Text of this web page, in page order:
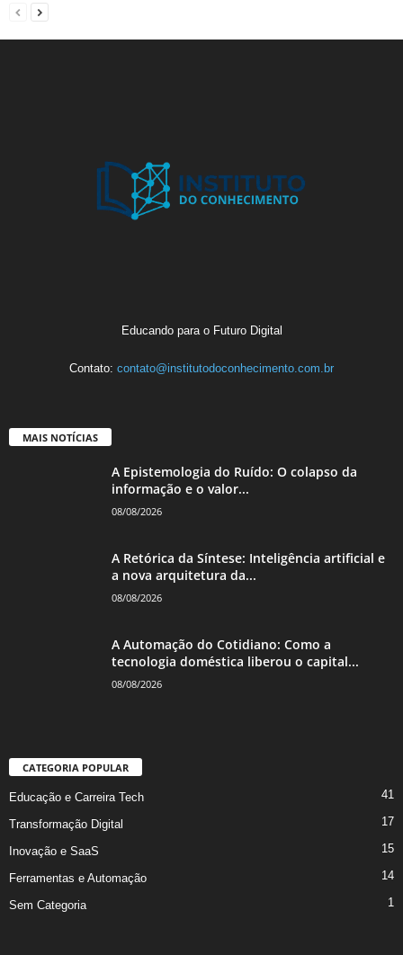
Educando para o Futuro Digital
Contato: contato@institutodoconhecimento.com.br
MAIS NOTÍCIAS
A Epistemologia do Ruído: O colapso da
informação e o valor...
08/08/2026
A Retórica da Síntese: Inteligência artificial e
a nova arquitetura da...
08/08/2026
A Automação do Cotidiano: Como a
tecnologia doméstica liberou o capital...
08/08/2026
CATEGORIA POPULAR
Educação e Carreira Tech 41
Transformação Digital 17
Inovação e SaaS 15
Ferramentas e Automação 14
Sem Categoria 1